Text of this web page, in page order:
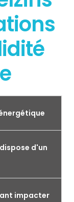
d'un
impacter